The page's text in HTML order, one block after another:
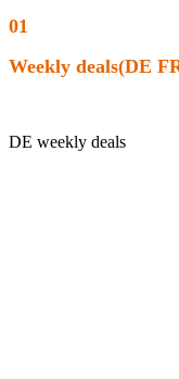
01
Weekly deals(DE
DE weekly deals